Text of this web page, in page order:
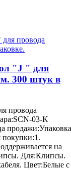
"J " для
300 штук в
провода
03-K
покупки:1.
на
Для:Клипсы.
Цвет:Белые с